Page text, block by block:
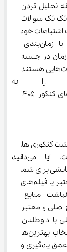
تحلیل کردن
تک تک سوالات
آیا علت اشتباهات خود
را ریشه‌یابی می‌کنید؟ تمرین تست‌زنی با زمان‌بندی
زمان در جلسه
آزمون و تحلیل دقیق پاسخ‌ها، همگی مهارت‌هایی هستند
را به
کنکور ۱۴۰۵ برای پشت کنکوری ها،
انتخاب منابع مطالعاتی مناسب
و آزمون‌های آزمایشی برای شما
بهترین بازدهی را دارند؟ آیا از منابع آنلاین معتبر یا فیلم‌های
از انباشت منابع
و معتبر
یا داوطلبان
موفق سال‌های قبل می‌تواند شما را در انتخاب بهترین‌ها
یادگیری و